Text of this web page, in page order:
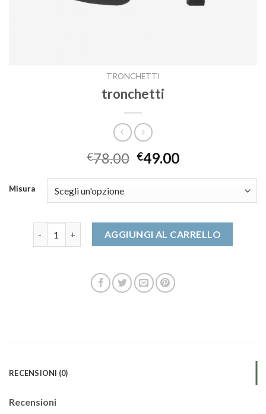
TRONCHETTI
tronchetti
€78.00 €49.00
Misura
tronchetti quantitàAGGIUNGI AL CARRELLO
RECENSIONI (0)
Recensioni